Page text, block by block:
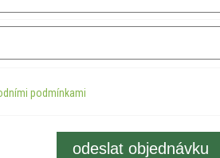
podmínkami
odeslat objednávku